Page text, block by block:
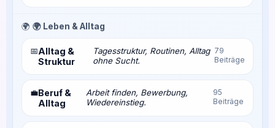
🌍 🌍 Leben & Alltag
📅Alltag &
Struktur
Tagesstruktur, Routinen, Alltag
ohne Sucht.
79
Beiträge
💼Beruf &
Alltag
Arbeit finden, Bewerbung,
Wiedereinstieg.
95
Beiträge